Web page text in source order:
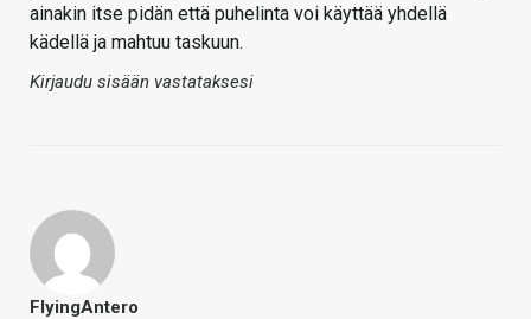
ainakin itse pidän että puhelinta voi käyttää yhdellä
kädellä ja mahtuu taskuun.
Kirjaudu sisään vastataksesi
FlyingAntero